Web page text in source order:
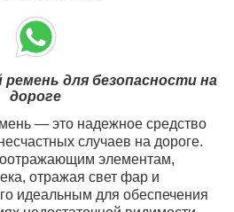
для безопасности на
дороге
— это надежное средство
случаев на дороге.
элементам,
отражая свет фар и
идеальным для обеспечения